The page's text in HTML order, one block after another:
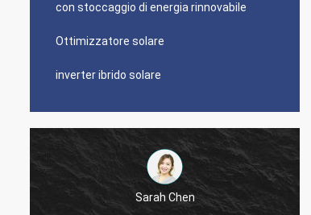
con stoccaggio di energia rinnovabile
Ottimizzatore solare
inverter ibrido solare
Sarah Chen